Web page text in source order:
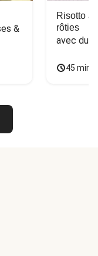
&
Risotto
rôties
avec du
45